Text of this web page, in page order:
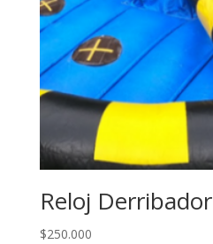
Reloj Derribador
$250.000